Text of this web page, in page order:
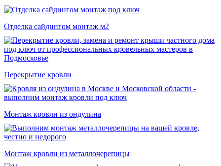
Отделка сайдингом монтаж м2
Перекрытие кровли
Монтаж кровли из ондулина
Монтаж кровли из металлочерепицы